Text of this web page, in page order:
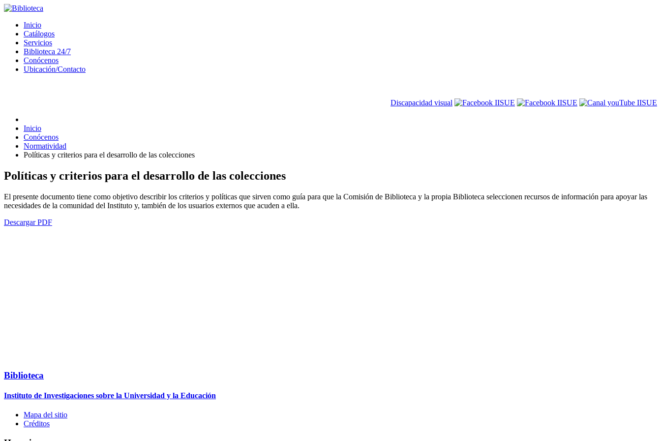
Inicio
Catálogos
Servicios
Biblioteca 24/7
Conócenos
Ubicación/Contacto
Discapacidad visual
Inicio
Conócenos
Normatividad
Políticas y criterios para el desarrollo de las colecciones
Políticas y criterios para el desarrollo de las colecciones
El presente documento tiene como objetivo describir los criterios y políticas que sirven como guía para que la Comisión de Biblioteca y la propia Biblioteca seleccionen recursos de información para apoyar las
necesidades de la comunidad del Instituto y, también de los usuarios externos que acuden a ella.
Descargar PDF
Biblioteca
Instituto de Investigaciones sobre la Universidad y la Educación
Mapa del sitio
Créditos